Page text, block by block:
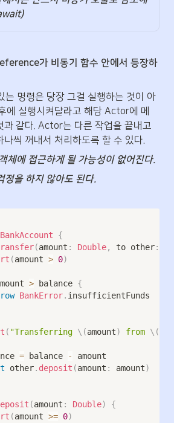
가 비동기 함수 안에서 등장하
는 명령은 당장 그걸 실행하는 것이 아
에 실행시켜달라고 해당 Actor에 메
과 같다. Actor는 다른 작업을 끝내고
나씩 꺼내서 처리하도록 할 수 있다.
체에 접근하게 될 가능성이 없어진다.
을 하지 않아도 된다.
BankAccount
{
(amount : Double, to other:
(amount > 0)
> balance {
BankError. insufficientFunds
( "Transferring \(amount) from \(
= balance -
amount
other. deposit (amount : amount)
(amount : Double)
{
(amount >= 0)